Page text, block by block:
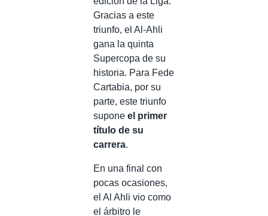
Gracias a este
triunfo, el Al-Ahli
gana la quinta
Supercopa de su
historia. Para Fede
Cartabia, por su
parte, este triunfo
supone el primer
título de su
carrera.
En una final con
pocas ocasiones,
el Al Ahli vio como
el árbitro le